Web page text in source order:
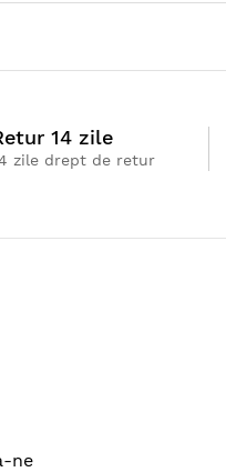
14 zile
zile drept de retur
ne